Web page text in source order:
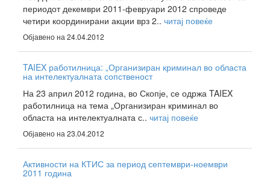
периодот декември 2011-февруари 2012 спроведе
четири координирани акции врз 2.. читај повеќе
Објавено на 24.04.2012
TAIEX работилница: „Организиран криминал во областа
на интелектуалната сопственост
На 23 април 2012 година, во Скопје, се одржа TAIEX
работилница на тема „Организиран криминал во
областа на интелектуалната с.. читај повеќе
Објавено на 23.04.2012
Активности на КТИС за период септември-ноември
2011 година